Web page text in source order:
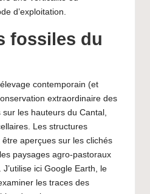
d’exploitation.
fossiles du
contemporain (et
extraordinaire des
les hauteurs du Cantal,
Les structures
aperçues sur les clichés
paysages agro-pastoraux
ici Google Earth, le
les traces des